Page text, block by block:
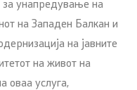
за унапредување на
на Западен Балкан и
на јавните
на живот на
оваа услуга,